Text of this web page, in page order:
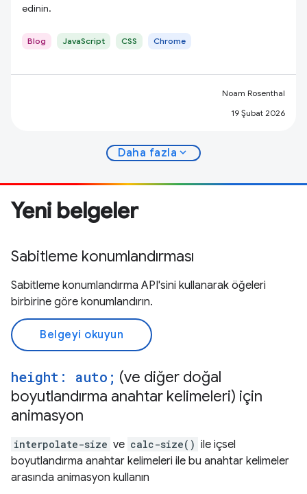
edinin.
Blog JavaScript CSS Chrome
Noam Rosenthal
19 Şubat 2026
Daha fazla expand_more
Yeni belgeler
Sabitleme konumlandırması
Sabitleme konumlandırma API'sini kullanarak öğeleri
birbirine göre konumlandırın.
Belgeyi okuyun
height: auto; (ve diğer doğal
boyutlandırma anahtar kelimeleri) için
animasyon
interpolate-size ve calc-size() ile içsel
boyutlandırma anahtar kelimeleri ile bu anahtar kelimeler
arasında animasyon kullanın